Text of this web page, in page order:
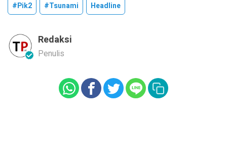
#pik2
#tsunami Headline
Redaksi
Penulis